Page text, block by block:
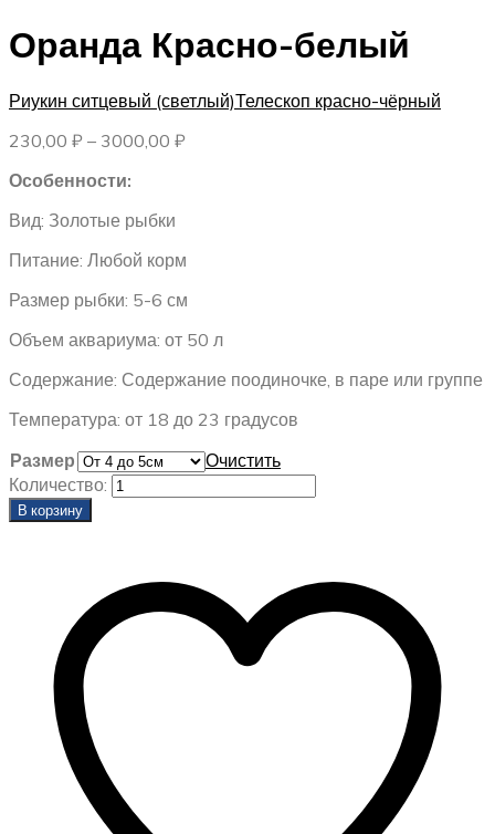
Оранда Красно-белый
Риукин ситцевый (светлый)Телескоп красно-чёрный
230,00 ₽ – 3000,00 ₽
Особенности:
Вид: Золотые рыбки
Питание: Любой корм
Размер рыбки: 5-6 см
Объем аквариума: от 50 л
Содержание: Содержание поодиночке, в паре или группе
Температура: от 18 до 23 градусов
Размер
Очистить
Количество:
В корзину